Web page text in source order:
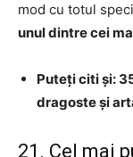
mod cu totul
unul dintre cei
Puteți citi și:
dragoste și
21. Cel mai